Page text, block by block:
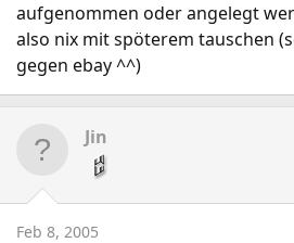
aufgenommen oder angelegt
also nix mit spöterem tauschen
gegen ebay ^^)
Jin
Feb 8, 2005